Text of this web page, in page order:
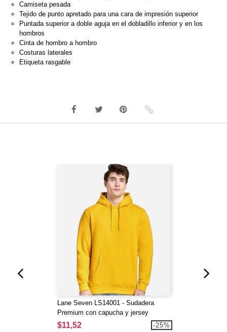
Camiseta pesada
Tejido de punto apretado para una cara de impresión superior
Puntada superior a doble aguja en el dobladillo inferior y en los
hombros
Cinta de hombro a hombro
Costuras laterales
Etiqueta rasgable
Lane Seven LS14001 - Sudadera
Premium con capucha y jersey
$11,52 -25%